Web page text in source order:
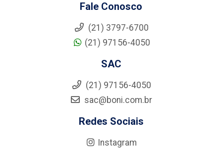
Fale Conosco
(21) 3797-6700
(21) 97156-4050
SAC
(21) 97156-4050
sac@boni.com.br
Redes Sociais
Instagram